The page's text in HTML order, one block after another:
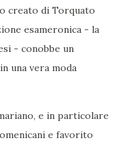
creato di Torquato
esameronica - la
- conobbe un
una vera moda
e in particolare
e favorito